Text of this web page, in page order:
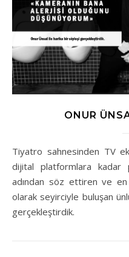
ONUR
Tiyatro sahnesinden TV ekranlarına, sinema perdesinden
dijital platformlara kadar
adından söz ettiren ve en
olarak seyirciyle buluşan
gerçekleştirdik.